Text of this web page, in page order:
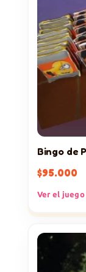
Bingo de
$95.000
Ver el